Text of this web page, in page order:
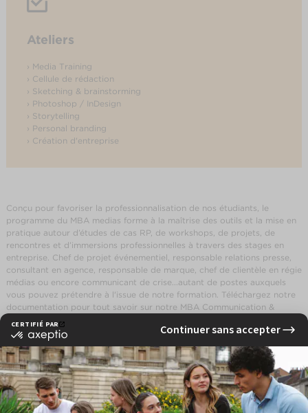
Ateliers
› Media Training
› Cellule de rédaction
› Sketching & brainstorming
› Photoshop / InDesign
› Storytelling
› Personal branding
› Création d'entreprise
Conçu pour favoriser la professionnalisation de nos étudiants, le
programme du MBA medias forme à la maîtrise des outils et la mise en
pratique autour d’études de cas RP, de workshops, de projets, de
rencontres et d’immersions professionnelles à travers des stages en
entreprise. Chef de projet événementiel, responsable relations presse,
consultant en agence, responsable de marque, chef de clientèle en régie
médias ou encore communicant de crise...autant de postes auxquels
vous pouvez prétendre à l'issue de notre formation. Téléchargez notre
documentation pour tout savoir sur notre MBA Communication &
EN CE MOMENT À L'EFAP